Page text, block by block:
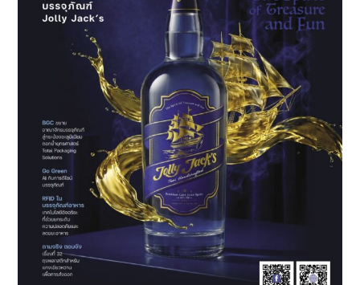
“บรา
เด
อร์
อิง
ก์
แทง
ก์
เล่น
แจก
ฟิน